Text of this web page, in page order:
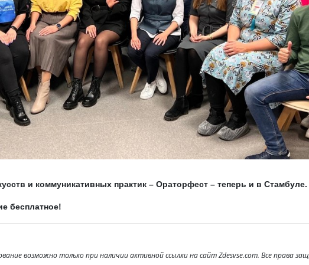
и коммуникативных практик – Ораторфест – теперь и в
бесплатное!
возможно только при наличии активной ссылки на сайт Zdesvse.com. Все права